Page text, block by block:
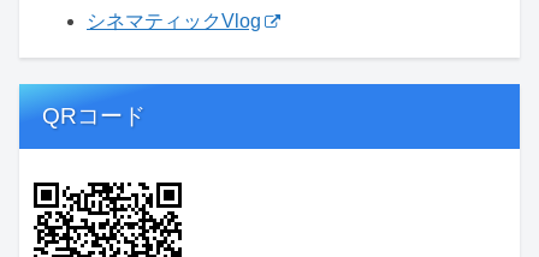
シネマティックVlog
QRコード